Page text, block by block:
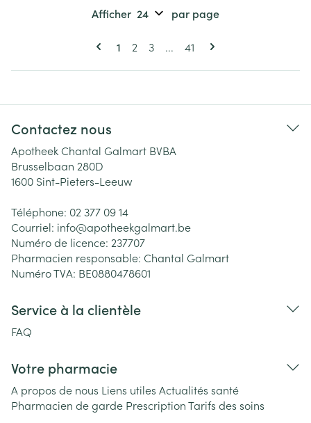
Vous lisez actuellement la page
1 Page
2 Page
3 ... Page
41
Afficher par page
Contactez nous
Apotheek Chantal Galmart BVBA
Brusselbaan 280D
1600 Sint-Pieters-Leeuw
Téléphone: 02 377 09 14
Courriel: info@apotheekgalmart.be
Numéro de licence: 237707
Pharmacien responsable: Chantal Galmart
Numéro TVA: BE0880478601
Service à la clientèle
FAQ
Votre pharmacie
A propos de nous Liens utiles Actualités santé
Pharmacien de garde PrescriptionTarifs des soins